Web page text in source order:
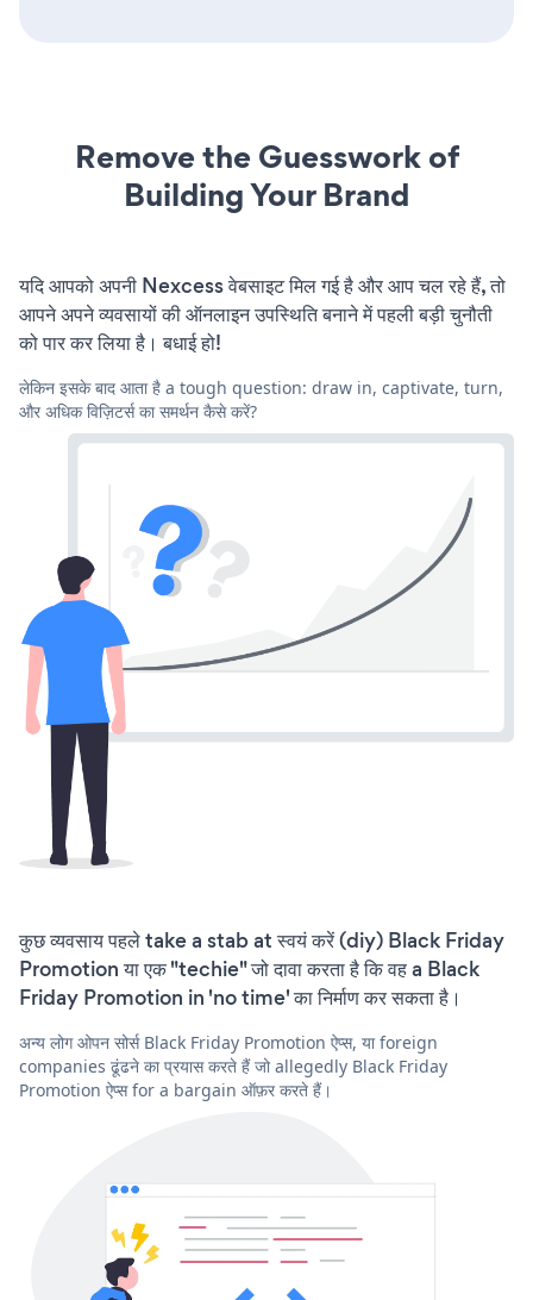
Remove the Guesswork of
Building Your Brand
यदि आपको अपनी Nexcess वेबसाइट मिल गई है और आप चल रहे हैं, तो
आपने अपने व्यवसायों की ऑनलाइन उपस्थिति बनाने में पहली बड़ी चुनौती
को पार कर लिया है। बधाई हो!
लेकिन इसके बाद आता है a tough question: draw in, captivate, turn,
और अधिक विज़िटर्स का समर्थन कैसे करें?
कुछ व्यवसाय पहले take a stab at स्वयं करें (diy) Black Friday
Promotion या एक "techie" जो दावा करता है कि वह a Black
Friday Promotion in 'no time' का निर्माण कर सकता है।
अन्य लोग ओपन सोर्स Black Friday Promotion ऐप्स, या foreign
companies ढूंढने का प्रयास करते हैं जो allegedly Black Friday
Promotion ऐप्स for a bargain ऑफ़र करते हैं।